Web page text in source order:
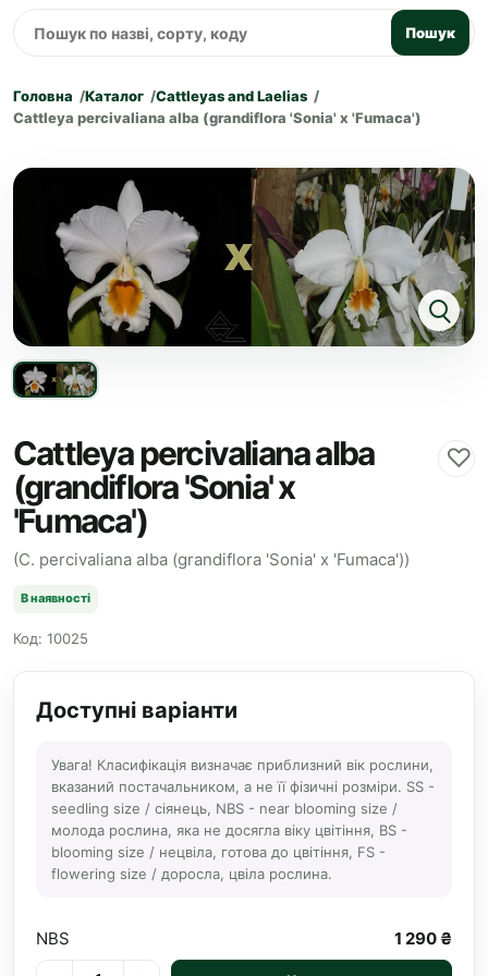
Пошук
Головна Каталог
Cattleyas and Laelias
Cattleya percivaliana alba (grandiflora 'Sonia' x 'Fumaca')
Cattleya percivaliana alba
(grandiflora 'Sonia' x
'Fumaca')
♡
(C. percivaliana alba (grandiflora 'Sonia' x 'Fumaca'))
В наявності
Код: 10025
Доступні варіанти
Увага! Класифікація визначає приблизний вік рослини,
вказаний постачальником, а не її фізичні розміри. SS -
seedling size / сіянець, NBS - near blooming size /
молода рослина, яка не досягла віку цвітіння, BS -
blooming size / нецвіла, готова до цвітіння, FS -
flowering size / доросла, цвіла рослина.
NBS 1 290 ₴